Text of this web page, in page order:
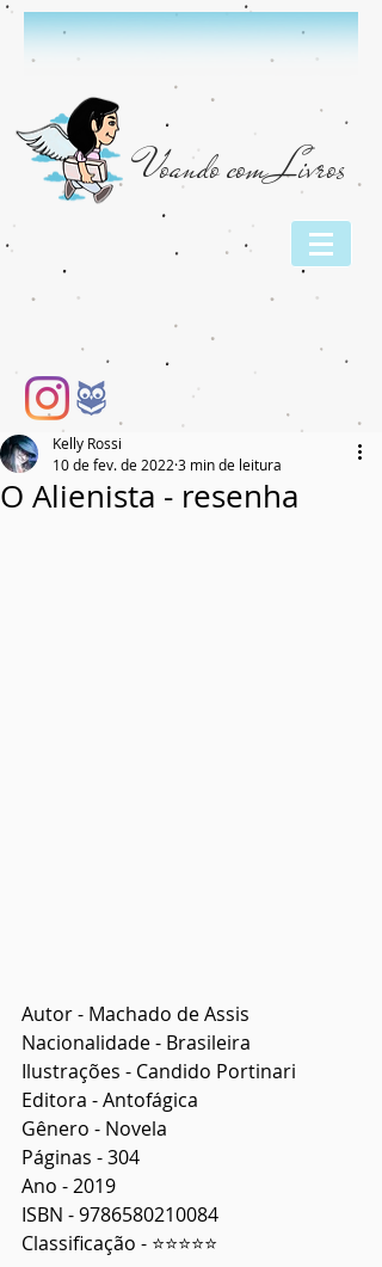
Voando com Livros
O Alienista - resenha
Kelly Rossi
10 de fev. de 2022 3 min de leitura
Autor - Machado de Assis
Nacionalidade - Brasileira
Ilustrações - Candido Portinari
Editora - Antofágica
Gênero - Novela
Páginas - 304
Ano - 2019
ISBN - 9786580210084
Classificação - ⭐⭐⭐⭐⭐